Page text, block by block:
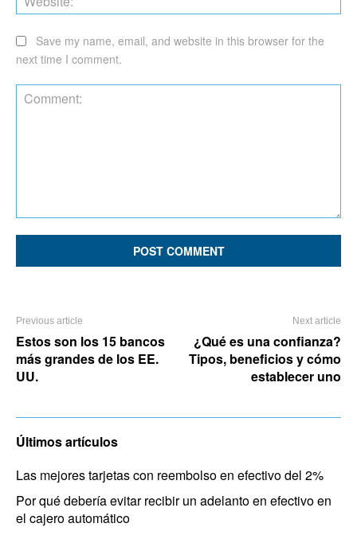
Save my name, email, and website in this browser for the
next time I comment.
Previous article
Estos son los 15 bancos
más grandes de los EE.
UU.
Next article
¿Qué es una confianza?
Tipos, beneficios y cómo
establecer uno
Últimos artículos
Las mejores tarjetas con reembolso en efectivo del 2%
Por qué debería evitar recibir un adelanto en efectivo en
el cajero automático